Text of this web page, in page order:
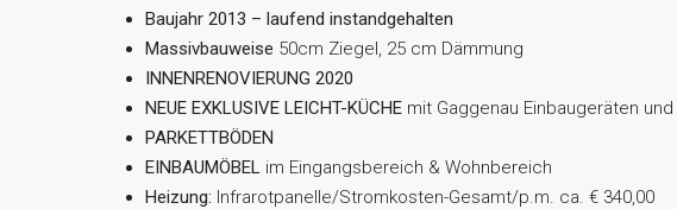
Baujahr 2013 – laufend instandgehalten
Massivbauweise 50cm Ziegel, 25 cm Dämmung
INNENRENOVIERUNG 2020
NEUE EXKLUSIVE LEICHT-KÜCHE mit Gaggenau Einbaugeräten
PARKETTBÖDEN
EINBAUMÖBEL im Eingangsbereich & Wohnbereich
Heizung: Infrarotpanelle/Stromkosten-Gesamt/p.m. ca. € 340,00